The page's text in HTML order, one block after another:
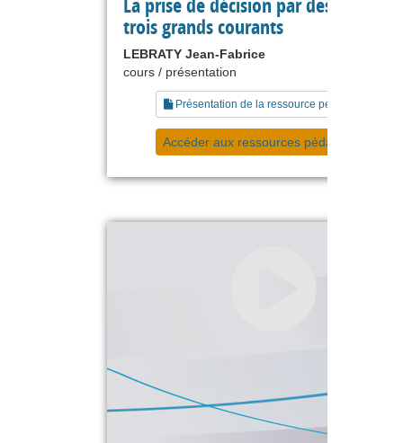
trois grands courants
LEBRATY Jean-Fabrice
cours / présentation
Présentation de la ressource pédagogique
Accéder aux ressources pédagogiques